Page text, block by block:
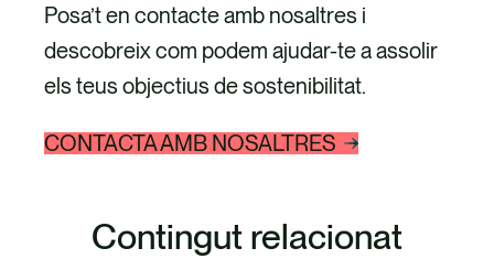
Posa’t en contacte amb nosaltres i
descobreix com podem ajudar-te a assolir
els teus objectius de sostenibilitat.
CONTACTA AMB NOSALTRES
Contingut relacionat